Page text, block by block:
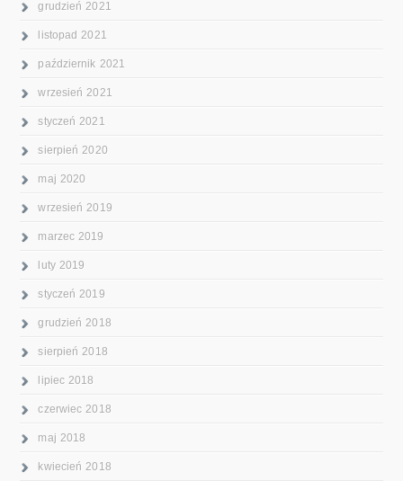
grudzień 2021
listopad 2021
październik 2021
wrzesień 2021
styczeń 2021
sierpień 2020
maj 2020
wrzesień 2019
marzec 2019
luty 2019
styczeń 2019
grudzień 2018
sierpień 2018
lipiec 2018
czerwiec 2018
maj 2018
kwiecień 2018